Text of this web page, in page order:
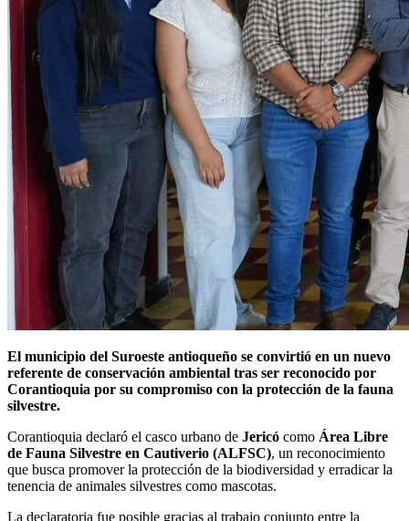
El municipio del Suroeste antioqueño se convirtió en un nuevo
referente de conservación ambiental tras ser reconocido por
Corantioquia por su compromiso con la protección de la fauna
silvestre.
Corantioquia declaró el casco urbano de Jericó como Área Libre
de Fauna Silvestre en Cautiverio (ALFSC), un reconocimiento
que busca promover la protección de la biodiversidad y erradicar la
tenencia de animales silvestres como mascotas.
La declaratoria fue posible gracias al trabajo conjunto entre la